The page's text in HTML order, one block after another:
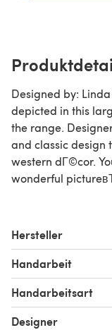
Designed by:
depicted in this
the range.
and classic design
western dГ©cor.
wonderful
Hersteller
Handarbeit
Handarbeitsart
Designer